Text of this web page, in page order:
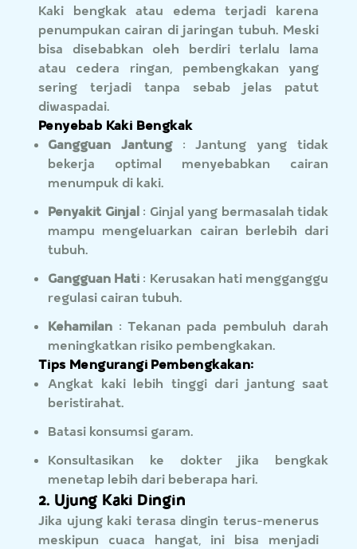
Kaki bengkak atau edema terjadi karena
penumpukan cairan di jaringan tubuh. Meski
bisa disebabkan oleh berdiri terlalu lama
atau cedera ringan, pembengkakan yang
sering terjadi tanpa sebab jelas patut
diwaspadai.
Penyebab Kaki Bengkak
Gangguan Jantung: Jantung yang tidak
bekerja optimal menyebabkan cairan
menumpuk di kaki.
Penyakit Ginjal: Ginjal yang bermasalah tidak
mampu mengeluarkan cairan berlebih dari
tubuh.
Gangguan Hati : Kerusakan hati mengganggu
regulasi cairan tubuh.
Kehamilan : Tekanan pada pembuluh darah
meningkatkan risiko pembengkakan.
Tips Mengurangi Pembengkakan:
Angkat kaki lebih tinggi dari jantung saat
beristirahat.
Batasi konsumsi garam.
Konsultasikan ke dokter jika bengkak
menetap lebih dari beberapa hari.
2. Ujung Kaki Dingin
Jika ujung kaki terasa dingin terus-menerus
meskipun cuaca hangat, ini bisa menjadi